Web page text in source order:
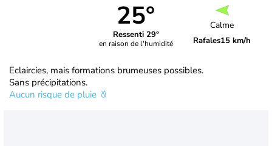
25°
Ressenti 29°
en raison de l'humidité
Calme
Rafales15 km/h
Eclaircies, mais formations brumeuses possibles.
Sans précipitations.
Aucun risque de pluie